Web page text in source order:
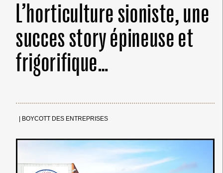
L’horticulture sioniste, une
succes story épineuse et
frigorifique…
BOYCOTT DES ENTREPRISES